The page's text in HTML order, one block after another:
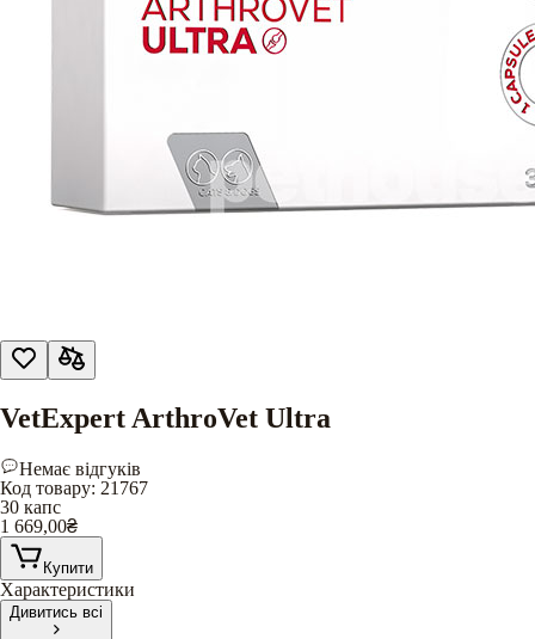
VetExpert ArthroVet Ultra
Немає відгуків
Код товару: 21767
30 капс
1 669,00₴
Купити
Характеристики
Дивитись всі